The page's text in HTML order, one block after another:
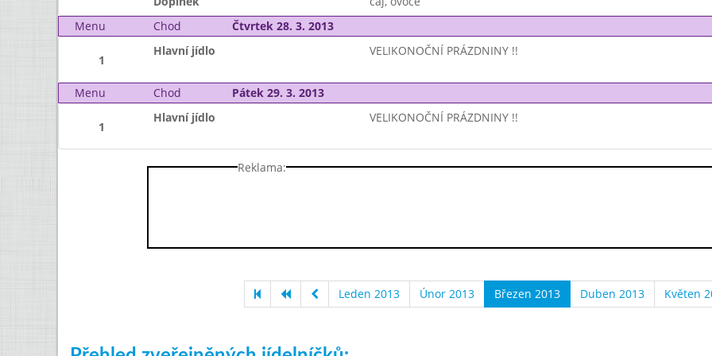
Menu
Chod Čtvrtek 28. 3. 2013
1
Hlavní jídlo VELIKONOČNÍ PRÁZDNINY !!
Menu Chod Pátek 29. 3. 2013
1
Hlavní jídlo VELIKONOČNÍ PRÁZDNINY !!
Reklama:
Leden 2013 Únor 2013 Březen 2013 Duben 2013 Květen